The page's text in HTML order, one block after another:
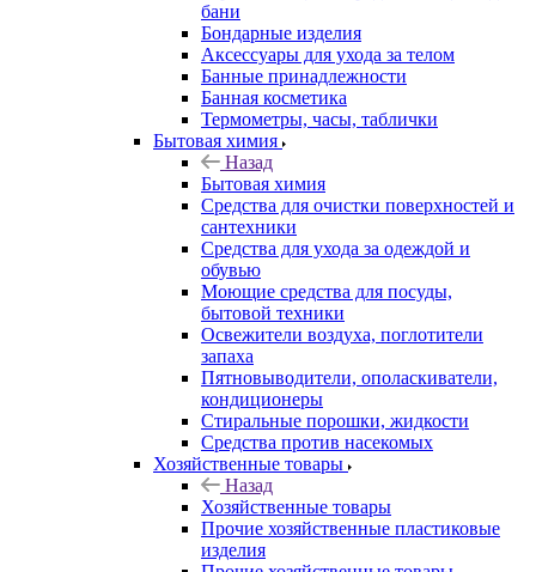
бани
Бондарные изделия
Аксеcсуары для ухода за телом
Банные принадлежности
Банная косметика
Термометры, часы, таблички
Бытовая химия
Назад
Бытовая химия
Средства для очистки поверхностей и
сантехники
Средства для ухода за одеждой и
обувью
Моющие средства для посуды,
бытовой техники
Освежители воздуха, поглотители
запаха
Пятновыводители, ополаскиватели,
кондиционеры
Стиральные порошки, жидкости
Средства против насекомых
Хозяйственные товары
Назад
Хозяйственные товары
Прочие хозяйственные пластиковые
изделия